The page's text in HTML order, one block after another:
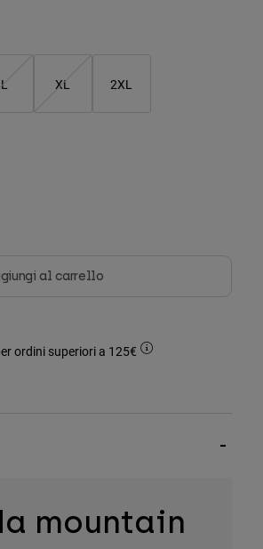
L XL 2XL
al carrello
ordini superiori a 125€
mountain